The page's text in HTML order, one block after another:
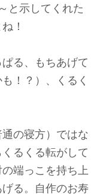
と示してくれた
！
る、もちあげて
！？）、くるく
の寝方）ではな
るくる転がして
端っこを持ち上
る。自作のお寿